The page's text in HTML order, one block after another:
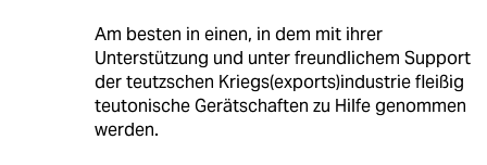
Am besten in einen, in dem mit ihrer
Unterstützung und unter freundlichem Support
der teutzschen Kriegs(exports)industrie fleißig
teutonische Gerätschaften zu Hilfe genommen
werden.